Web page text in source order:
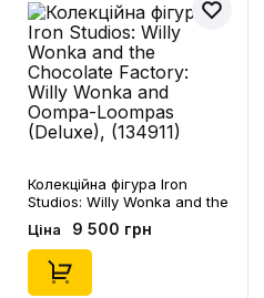
Колекційна фігура Iron
Studios: Willy Wonka and the
Chocolate Factory: Willy
Wonka and Oompa-Loompas
(Deluxe), (134911)
Ціна 9 500 грн